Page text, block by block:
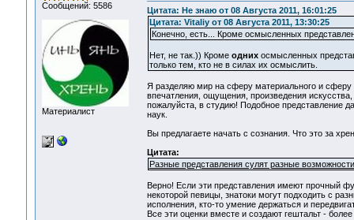
Сообщений: 5586
Материалист
Цитата: Не знаю от 08 Августа 2011, 16:01:25
Цитата: Vitaliy от 08 Августа 2011, 13:30:25
Конечно, есть... Кроме осмысленных
Нет, не так.)) Кроме однихосмысленных
только тем, кто не в силах их осмыслить.
Я разделяю мир на сферу материального и сферу
впечатления, ощущения, произведения
пожалуйста, в студию! Подобное представление
наук.
Вы предлагаете начать с сознания. Что это за
Цитата:
Разные представления сулят разные
Верно! Если эти представления имеют прочный
некоторой певицы, знатоки могут подходить с
исполнения, кто-то умение держаться и
Все эти оценки вместе и создают гештальт -